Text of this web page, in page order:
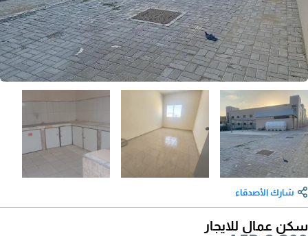
شارك الأصدقاء
سكن عمال للايجار